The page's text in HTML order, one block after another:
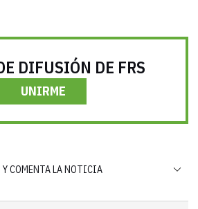
DIFUSIÓN DE FRS
UNIRME
Y COMENTA LA NOTICIA